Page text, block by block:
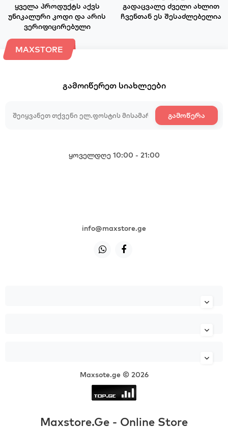
ყველა პროდუქტს აქვს
უნიკალური კოდი და არის
ვერიფიცირებული
გადაცვალე ძველი ახლით
ჩვენთან ეს შესაძლებელია
MAXSTORE
გამოიწერეთ სიახლეები
გამოწერა
ყოველდღე 10:00 - 21:00
info@maxstore.ge
Maxsote.ge © 2026
Maxstore.Ge - Online Store